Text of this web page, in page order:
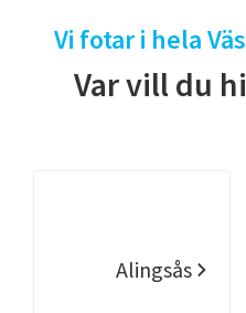
Vi fotar i hela
Var vill du
Alingsås